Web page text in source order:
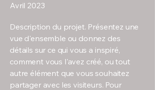
Avril 2023
Description du projet. Présentez une
vue d'ensemble ou donnez des
détails sur ce qui vous a inspiré,
comment vous l'avez créé, ou tout
autre élément que vous souhaitez
partager avec les visiteurs. Pour